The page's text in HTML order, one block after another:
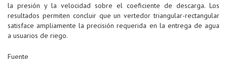
la presión y la velocidad sobre el coeficiente de descarga. Los
resultados permiten concluir que un vertedor triangular-rectangular
satisface ampliamente la precisión requerida en la entrega de agua
a usuarios de riego.
Fuente